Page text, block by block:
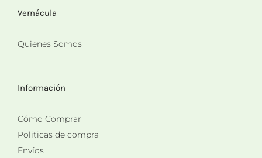
Vernácula
Quienes Somos
Información
Cómo Comprar
Politicas de compra
Envíos